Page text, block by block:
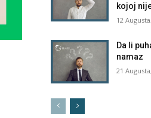
kojoj
12
Da li
namaz
21